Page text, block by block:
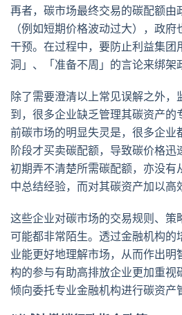
再者，碳市场最终交易的碳配额由
（例如短期价格波动过大），政
干预。在过程中，要防止利益集团
洞」、「准备不周」的言论来绑架
除了需要澄清以上常见误解之外，
到，很多企业缺乏管理其碳资产的
前碳市场的明显失灵是，很多企业
阶段才买卖碳配额，导致碳价格迅
初期弄不清楚所需碳配额，亦没有
中总结经验，而对其碳资产加以高
这些企业对碳市场的交易规则、策
可能都非常陌生。透过金融机构
业能更好地理解市场，从而作出
构的参与有助高排放企业更加重视
倾向委托专业金融机构进行碳资产